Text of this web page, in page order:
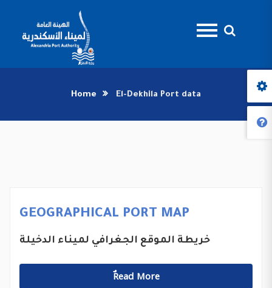
Home El-Dekhila Port data
GEOGRAPHICAL PORT MAP
خريطة الموقع الجغرافي لميناء الدخيلة
ٌٌRead More